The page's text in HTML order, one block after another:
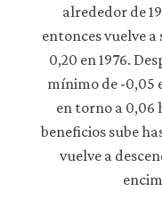
Aceptar
cookies
necesarias
Aceptar
todas